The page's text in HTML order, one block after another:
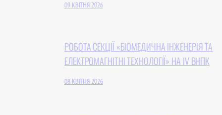
09 КВІТНЯ 2026
РОБОТА СЕКЦІЇ «БІОМЕДИЧНА ІНЖЕНЕРІЯ ТА
ЕЛЕКТРОМАГНІТНІ ТЕХНОЛОГІЇ» НА IV ВНПК
08 КВІТНЯ 2026